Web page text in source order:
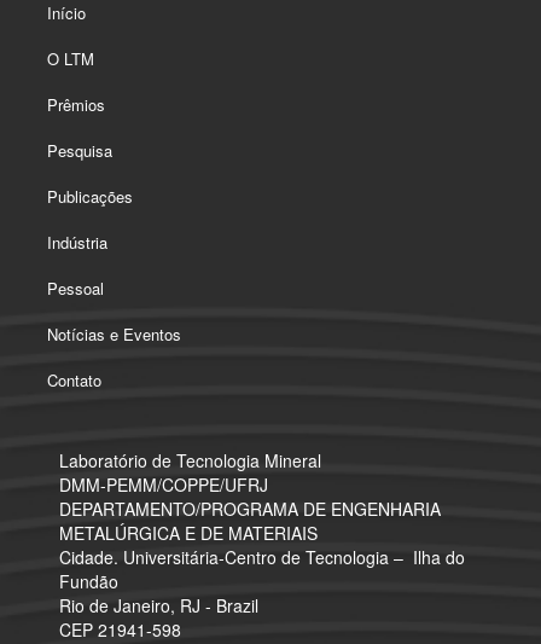
Início
O LTM
Prêmios
Pesquisa
Publicações
Indústria
Pessoal
Notícias e Eventos
Contato
Laboratório de Tecnologia Mineral
​DMM-PEMM/COPPE/UFRJ
DEPARTAMENTO/PROGRAMA DE ENGENHARIA
METALÚRGICA E DE MATERIAIS
Cidade. Universitária-Centro de Tecnologia – Ilha do
Fundão
Rio de Janeiro, RJ - Brazil
CEP 21941-598